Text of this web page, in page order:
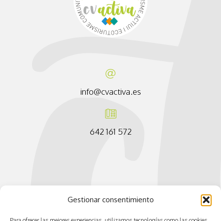
Gestionar consentimiento
info@cvactiva.es
642 161 572